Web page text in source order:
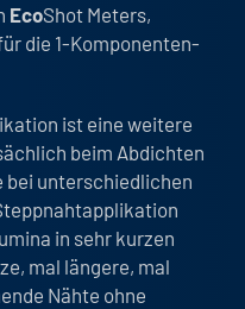
EcoShot Meters,
die 1-Komponenten-
ist eine weitere
beim Abdichten
bei unterschiedlichen
in sehr kurzen
mal längere, mal
Nähte ohne